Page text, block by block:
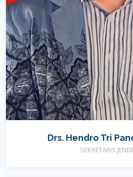
Drs. Hendro Tri
SEKRETARIS